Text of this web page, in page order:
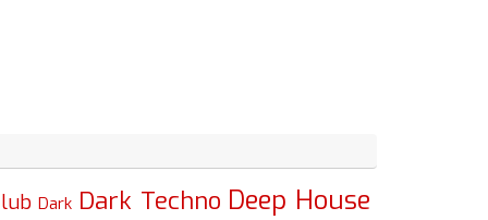
Dark Dark Techno Deep House